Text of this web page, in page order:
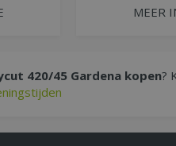
MEER
420/45 Gardena kopen?